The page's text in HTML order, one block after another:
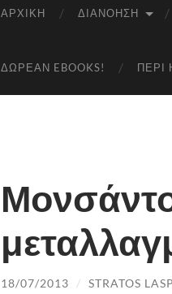
ΑΡΧΙΚΉ ΔΙΑΝΌΗΣΗ
ΔΩΡΕΆΝ EBOOKS! ΠΕΡΊ
18/07/2013 / STRATOS